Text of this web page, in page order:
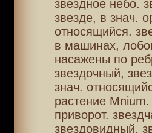
звездное небо.
звезде, в знач.
относящийся.
в машинах,
насажены по
звездочный,
знач.
растение
приворот.
звездовидный,